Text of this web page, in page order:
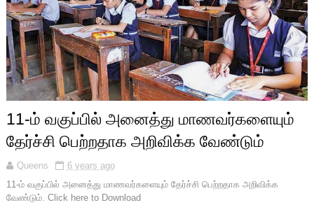
11-ம் வகுப்பில் அனைத்து மாணவர்களையும்
தேர்ச்சி பெற்றதாக அறிவிக்க வேண்டும்
Queens
6 years ago
11-ம் வகுப்பில் அனைத்து மாணவர்களையும் தேர்ச்சி பெற்றதாக அறிவிக்க
வேண்டும். Click here to Download